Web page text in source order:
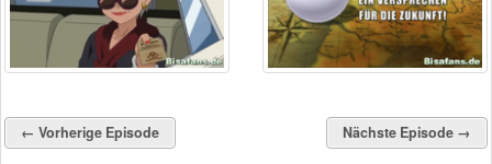
← Vorherige Episode Nächste Episode →